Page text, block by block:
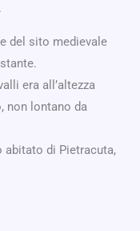
del sito medievale
era all’altezza
non lontano da
di Pietracuta,